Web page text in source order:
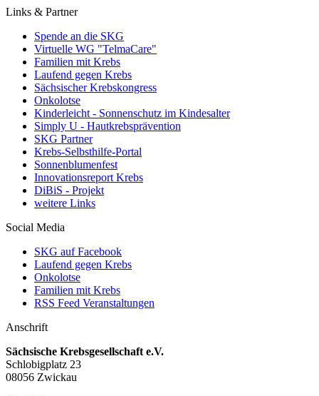
Links & Partner
Spende an die SKG
Virtuelle WG "TelmaCare"
Familien mit Krebs
Laufend gegen Krebs
Sächsischer Krebskongress
Onkolotse
Kinderleicht - Sonnenschutz im Kindesalter
Simply U - Hautkrebsprävention
SKG Partner
Krebs-Selbsthilfe-Portal
Sonnenblumenfest
Innovationsreport Krebs
DiBiS - Projekt
weitere Links
Social Media
SKG auf Facebook
Laufend gegen Krebs
Onkolotse
Familien mit Krebs
RSS Feed Veranstaltungen
Anschrift
Sächsische Krebsgesellschaft e.V.
Schlobigplatz 23
08056 Zwickau